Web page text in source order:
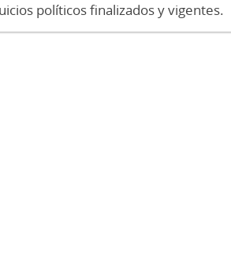
políticos finalizados y vigentes.